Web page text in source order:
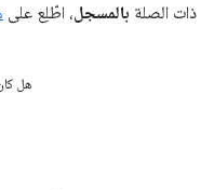
ذات الصلة بالمسجل، اطّلِع على
هل